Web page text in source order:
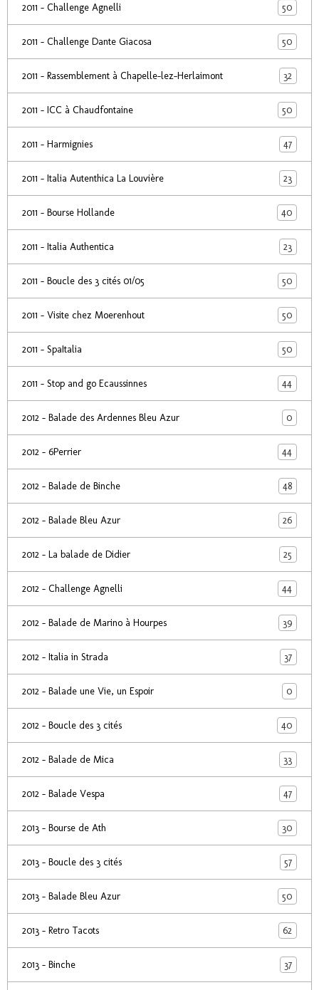
2011 - Challenge Agnelli 50
2011 - Challenge Dante Giacosa 50
2011 - Rassemblement à Chapelle-lez-Herlaimont 32
2011 - ICC à Chaudfontaine 50
2011 - Harmignies 47
2011 - Italia Autenthica La Louvière 23
2011 - Bourse Hollande 40
2011 - Italia Authentica 23
2011 - Boucle des 3 cités 01/05 50
2011 - Visite chez Moerenhout 50
2011 - SpaItalia 50
2011 - Stop and go Ecaussinnes 44
2012 - Balade des Ardennes Bleu Azur 0
2012 - 6Perrier 44
2012 - Balade de Binche 48
2012 - Balade Bleu Azur 26
2012 - La balade de Didier 25
2012 - Challenge Agnelli 44
2012 - Balade de Marino à Hourpes 39
2012 - Italia in Strada 37
2012 - Balade une Vie, un Espoir 0
2012 - Boucle des 3 cités 40
2012 - Balade de Mica 33
2012 - Balade Vespa 47
2013 - Bourse de Ath 30
2013 - Boucle des 3 cités 57
2013 - Balade Bleu Azur 50
2013 - Retro Tacots 62
2013 - Binche 37